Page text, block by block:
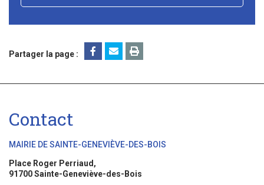
Partager la page :
Contact
MAIRIE DE SAINTE-GENEVIÈVE-DES-BOIS
Place Roger Perriaud,
91700 Sainte-Geneviève-des-Bois